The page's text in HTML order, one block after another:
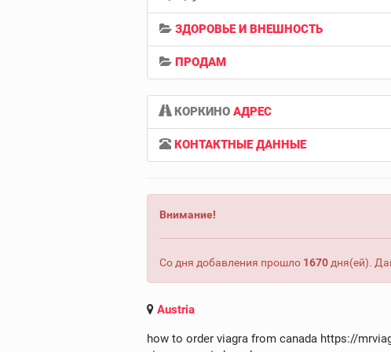
ЗДОРОВЬЕ И ВНЕШНОСТЬ
ПРОДАМ
КОРКИНО АДРЕС
КОНТАКТНЫЕ ДАННЫЕ
Внимание!
Со дня добавления прошло 1670 дня(ей).
Austria
how to order viagra from canada https://